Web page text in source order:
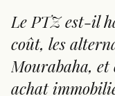
Le PTZ est-il
coût, les
Mourabaha,
achat